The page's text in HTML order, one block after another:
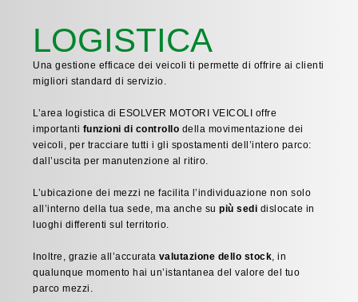
LOGISTICA
Una gestione efficace dei veicoli ti permette di offrire ai clienti
migliori standard di servizio.
L’area logistica di ESOLVER MOTORI VEICOLI offre
importanti funzioni di controllo della movimentazione dei
veicoli, per tracciare tutti i gli spostamenti dell’intero parco:
dall’uscita per manutenzione al ritiro.
L’ubicazione dei mezzi ne facilita l’individuazione non solo
all’interno della tua sede, ma anche su più sedi dislocate in
luoghi differenti sul territorio.
Inoltre, grazie all’accurata valutazione dello stock , in
qualunque momento hai un’istantanea del valore del tuo
parco mezzi.